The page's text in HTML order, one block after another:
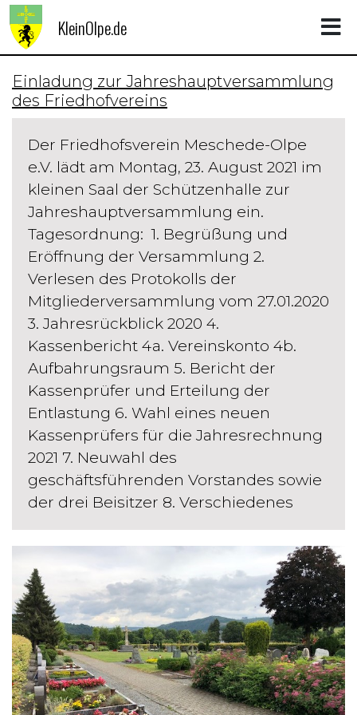
KleinOlpe.de
Einladung zur Jahreshauptversammlung
des Friedhofvereins
Der Friedhofsverein Meschede-Olpe
e.V. lädt am Montag, 23. August 2021 im
kleinen Saal der Schützenhalle zur
Jahreshauptversammlung ein.
Tagesordnung: 1. Begrüßung und
Eröffnung der Versammlung 2.
Verlesen des Protokolls der
Mitgliederversammlung vom 27.01.2020
3. Jahresrückblick 2020 4.
Kassenbericht 4a. Vereinskonto 4b.
Aufbahrungsraum 5. Bericht der
Kassenprüfer und Erteilung der
Entlastung 6. Wahl eines neuen
Kassenprüfers für die Jahresrechnung
2021 7. Neuwahl des
geschäftsführenden Vorstandes sowie
der drei Beisitzer 8. Verschiedenes